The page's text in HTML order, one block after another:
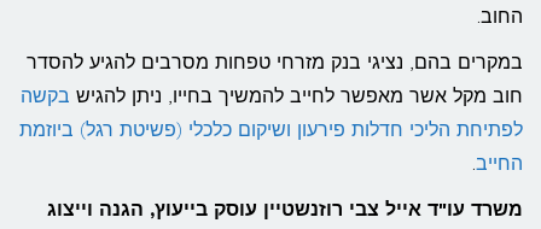
החוב.
במקרים בהם, נציגי בנק מזרחי טפחות מסרבים להגיע להסדר
חוב מקל אשר מאפשר לחייב להמשיך בחייו, ניתן להגיש בקשה
לפתיחת הליכי חדלות פירעון ושיקום כלכלי (פשיטת רגל) ביוזמת
החייב.
משרד עו"ד אייל צבי רוזנשטיין עוסק בייעוץ, הגנה וייצוג